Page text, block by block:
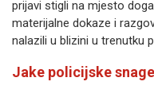
prijavi stigli na mjesto
materijalne dokaze i
nalazili u blizini u trenutku
Jake policijske